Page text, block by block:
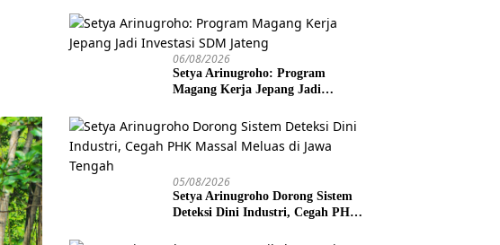
06/08/2026
Setya Arinugroho: Program
Magang Kerja Jepang Jadi
05/08/2026
Setya Arinugroho Dorong Sistem
Deteksi Dini Industri, Cegah PHK